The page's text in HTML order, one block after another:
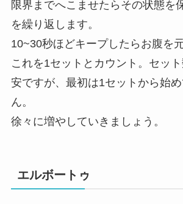
限界までへこませたらその状態を
を繰り返します。
10~30秒ほどキープしたらお腹を
これを1セットとカウント。セッ
安ですが、最初は1セットから始
ん。
徐々に増やしていきましょう。
エルボートゥ